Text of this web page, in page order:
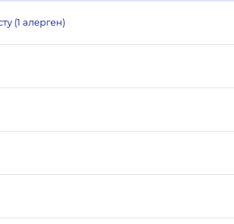
(1 алерген)